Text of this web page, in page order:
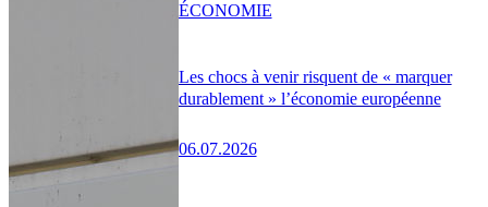
Les chocs à venir risquent de « marquer
durablement » l’économie européenne
06.07.2026
ÉCONOMIE